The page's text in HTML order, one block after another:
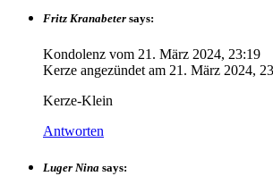
Fritz Kranabeter says:
Kondolenz vom 21. März 2024, 23:19
Kerze angezündet am 21. März 2024,
Kerze-Klein
Antworten
Luger Nina says: